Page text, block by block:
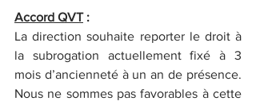
Accord QVT :
La direction souhaite reporter le droit à
la subrogation actuellement fixé à 3
mois d’ancienneté à un an de présence.
Nous ne sommes pas favorables à cette